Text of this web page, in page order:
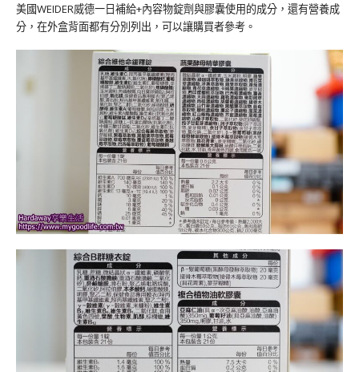
美國WEIDER威德一日補給+內容物錠劑與膠囊使用的成分，還有營養成
分，在外盒背面都有分別列出，可以讓購買者參考。